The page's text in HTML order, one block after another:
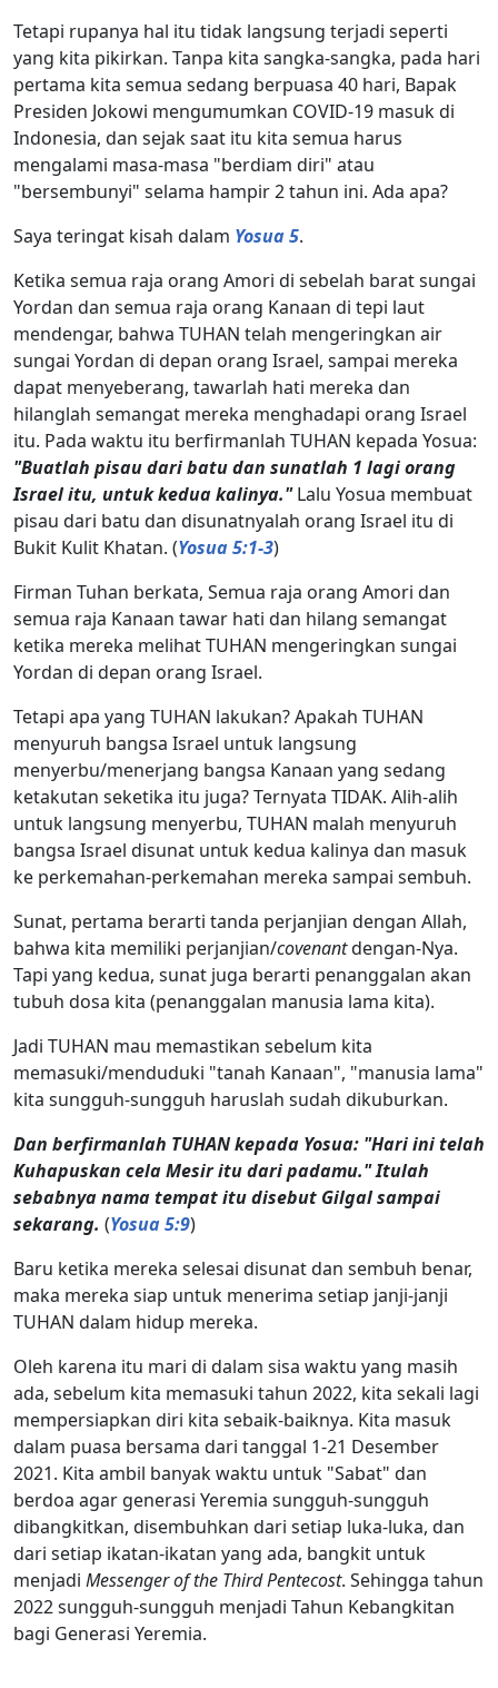
Tetapi rupanya hal itu tidak langsung terjadi seperti
yang kita pikirkan. Tanpa kita sangka-sangka, pada hari
pertama kita semua sedang berpuasa 40 hari, Bapak
Presiden Jokowi mengumumkan COVID-19 masuk di
Indonesia, dan sejak saat itu kita semua harus
mengalami masa-masa "berdiam diri" atau
"bersembunyi" selama hampir 2 tahun ini. Ada apa?
Saya teringat kisah dalam Yosua 5.
Ketika semua raja orang Amori di sebelah barat sungai
Yordan dan semua raja orang Kanaan di tepi laut
mendengar, bahwa TUHAN telah mengeringkan air
sungai Yordan di depan orang Israel, sampai mereka
dapat menyeberang, tawarlah hati mereka dan
hilanglah semangat mereka menghadapi orang Israel
itu. Pada waktu itu berfirmanlah TUHAN kepada Yosua:
"Buatlah pisau dari batu dan sunatlah 1 lagi orang
Israel itu, untuk kedua kalinya."Lalu Yosua membuat
pisau dari batu dan disunatnyalah orang Israel itu di
Bukit Kulit Khatan. (Yosua 5:1-3)
Firman Tuhan berkata, Semua raja orang Amori dan
semua raja Kanaan tawar hati dan hilang semangat
ketika mereka melihat TUHAN mengeringkan sungai
Yordan di depan orang Israel.
Tetapi apa yang TUHAN lakukan? Apakah TUHAN
menyuruh bangsa Israel untuk langsung
menyerbu/menerjang bangsa Kanaan yang sedang
ketakutan seketika itu juga? Ternyata TIDAK. Alih-alih
untuk langsung menyerbu, TUHAN malah menyuruh
bangsa Israel disunat untuk kedua kalinya dan masuk
ke perkemahan-perkemahan mereka sampai sembuh.
Sunat, pertama berarti tanda perjanjian dengan Allah,
bahwa kita memiliki perjanjian/covenantdengan-Nya.
Tapi yang kedua, sunat juga berarti penanggalan akan
tubuh dosa kita (penanggalan manusia lama kita).
Jadi TUHAN mau memastikan sebelum kita
memasuki/menduduki "tanah Kanaan", "manusia lama"
kita sungguh-sungguh haruslah sudah dikuburkan.
Dan berfirmanlah TUHAN kepada Yosua: "Hari ini telah
Kuhapuskan cela Mesir itu dari padamu." Itulah
sebabnya nama tempat itu disebut Gilgal sampai
sekarang. (Yosua 5:9)
Baru ketika mereka selesai disunat dan sembuh benar,
maka mereka siap untuk menerima setiap janji-janji
TUHAN dalam hidup mereka.
Oleh karena itu mari di dalam sisa waktu yang masih
ada, sebelum kita memasuki tahun 2022, kita sekali lagi
mempersiapkan diri kita sebaik-baiknya. Kita masuk
dalam puasa bersama dari tanggal 1-21 Desember
2021. Kita ambil banyak waktu untuk "Sabat" dan
berdoa agar generasi Yeremia sungguh-sungguh
dibangkitkan, disembuhkan dari setiap luka-luka, dan
dari setiap ikatan-ikatan yang ada, bangkit untuk
menjadi Messenger of the Third Pentecost. Sehingga tahun
2022 sungguh-sungguh menjadi Tahun Kebangkitan
bagi Generasi Yeremia.